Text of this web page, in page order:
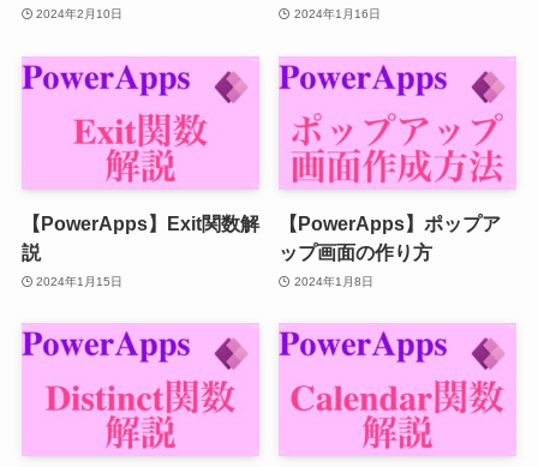
2024年2月10日 2024年1月16日
【PowerApps】Exit関数解
説
2024年1月15日
【PowerApps】ポップア
ップ画面の作り方
2024年1月8日